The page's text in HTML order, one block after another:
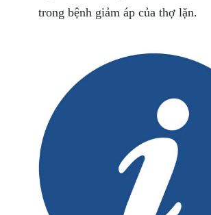
trong bệnh giảm áp của thợ lặn.